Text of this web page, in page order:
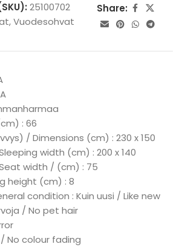
25100702
,Vuodesohvat
Share:
: 66
/ Dimensions (cm) : 230 x 150
width (cm) : 200 x 140
width / (cm) : 75
height (cm) : 8
condition : Kuin uusi / Like new
/ No pet hair
No colour fading